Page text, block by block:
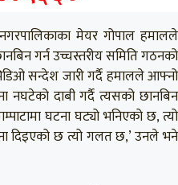
मेयर गोपाल हमालले
गर्न उच्चस्तरीय समिति गठनको
सन्देश जारी गर्दै हमालले आफ्नो
नघटेको दाबी गर्दै त्यसको छानबिन
घटना घट्यो भनिएको छ, त्यो
दिइएको छ त्यो गलत छ,’ उनले भने